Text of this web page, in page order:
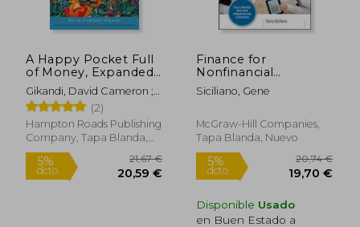
A Happy Pocket Full
of Money, Expanded
Study Edition: Infinite
Wealth and
Abundance in the
Here and Now (en
Inglés)
Gikandi, David Cameron ;
Doyle, Bob
(2)
Hampton Roads Publishing
Company, Tapa Blanda,
Nuevo
Finance for
Nonfinancial
Managers, Second
Edition (Briefcase
(Briefcase Books
(Paperback)) (en
Siciliano, Gene
McGraw-Hill Companies,
Tapa Blanda, Nuevo
Disponible Usado
en Buen Estado a